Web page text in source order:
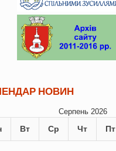
НОВИН
Серпень 2026
Вт Ср Чт Пт